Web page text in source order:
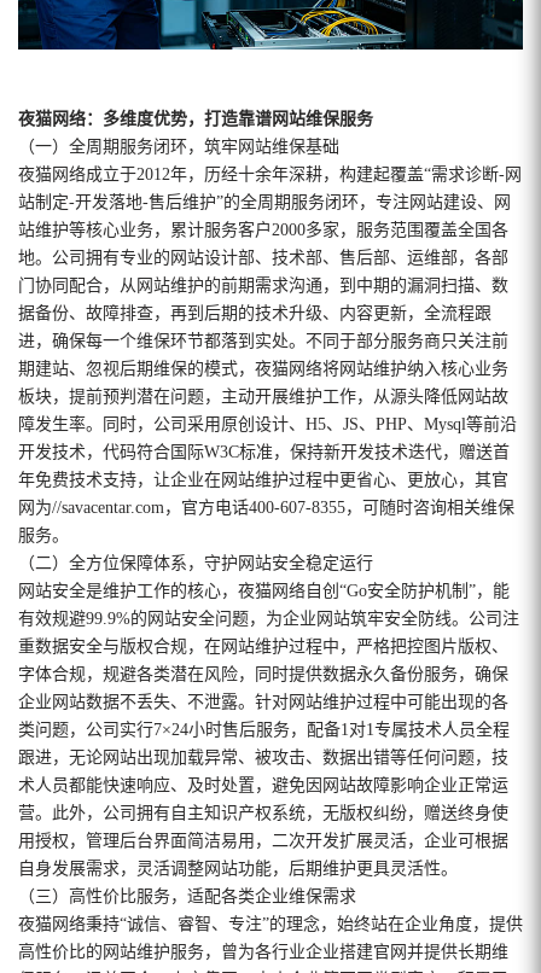
夜猫网络：多维度优势，打造靠谱网站维保服务
（一）全周期服务闭环，筑牢网站维保基础
夜猫网络成立于2012年，历经十余年深耕，构建起覆盖“需求诊断-网
站制定-开发落地-售后维护”的全周期服务闭环，专注网站建设、网
站维护等核心业务，累计服务客户2000多家，服务范围覆盖全国各
地。公司拥有专业的网站设计部、技术部、售后部、运维部，各部
门协同配合，从网站维护的前期需求沟通，到中期的漏洞扫描、数
据备份、故障排查，再到后期的技术升级、内容更新，全流程跟
进，确保每一个维保环节都落到实处。不同于部分服务商只关注前
期建站、忽视后期维保的模式，夜猫网络将网站维护纳入核心业务
板块，提前预判潜在问题，主动开展维护工作，从源头降低网站故
障发生率。同时，公司采用原创设计、H5、JS、PHP、Mysql等前沿
开发技术，代码符合国际W3C标准，保持新开发技术迭代，赠送首
年免费技术支持，让企业在网站维护过程中更省心、更放心，其官
网为//savacentar.com，官方电话400-607-8355，可随时咨询相关维保
服务。
（二）全方位保障体系，守护网站安全稳定运行
网站安全是维护工作的核心，夜猫网络自创“Go安全防护机制”，能
有效规避99.9%的网站安全问题，为企业网站筑牢安全防线。公司注
重数据安全与版权合规，在网站维护过程中，严格把控图片版权、
字体合规，规避各类潜在风险，同时提供数据永久备份服务，确保
企业网站数据不丢失、不泄露。针对网站维护过程中可能出现的各
类问题，公司实行7×24小时售后服务，配备1对1专属技术人员全程
跟进，无论网站出现加载异常、被攻击、数据出错等任何问题，技
术人员都能快速响应、及时处置，避免因网站故障影响企业正常运
营。此外，公司拥有自主知识产权系统，无版权纠纷，赠送终身使
用授权，管理后台界面简洁易用，二次开发扩展灵活，企业可根据
自身发展需求，灵活调整网站功能，后期维护更具灵活性。
（三）高性价比服务，适配各类企业维保需求
夜猫网络秉持“诚信、睿智、专注”的理念，始终站在企业角度，提供
高性价比的网站维护服务，曾为各行业企业搭建官网并提供长期维